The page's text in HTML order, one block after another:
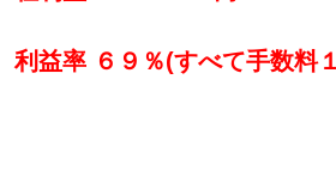
利益率 ６９％(すべて手数料